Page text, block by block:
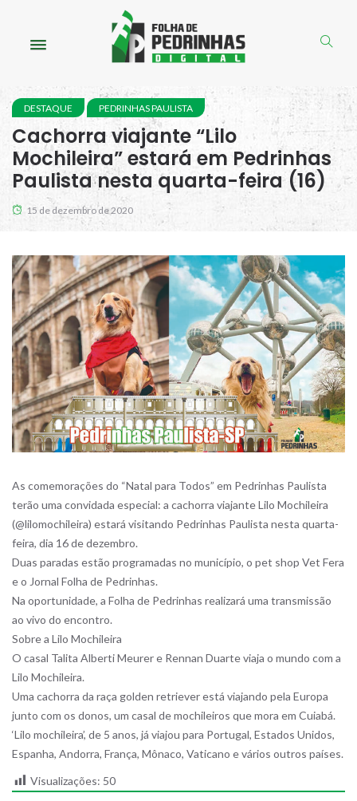
DESTAQUE PEDRINHAS PAULISTA
Cachorra viajante “Lilo
Mochileira” estará em Pedrinhas
Paulista nesta quarta-feira (16)
15 de dezembro de 2020
As comemorações do “Natal para Todos” em Pedrinhas Paulista
terão uma convidada especial: a cachorra viajante Lilo Mochileira
(@lilomochileira) estará visitando Pedrinhas Paulista nesta quarta-
feira, dia 16 de dezembro.
Duas paradas estão programadas no município, o pet shop Vet Fera
e o Jornal Folha de Pedrinhas.
Na oportunidade, a Folha de Pedrinhas realizará uma transmissão
ao vivo do encontro.
Sobre a Lilo Mochileira
O casal Talita Alberti Meurer e Rennan Duarte viaja o mundo com a
Lilo Mochileira.
Uma cachorra da raça golden retriever está viajando pela Europa
junto com os donos, um casal de mochileiros que mora em Cuiabá.
‘Lilo mochileira’, de 5 anos, já viajou para Portugal, Estados Unidos,
Espanha, Andorra, França, Mônaco, Vaticano e vários outros países.
Visualizações: 50